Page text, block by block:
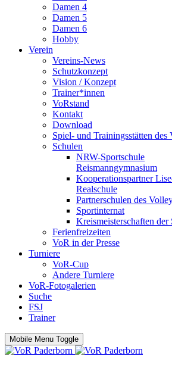
Damen 4
Damen 5
Damen 6
Hobby
Verein
Vereins-News
Schutzkonzept
Vision / Konzept
Trainer*innen
VoRstand
Kontakt
Download
Spiel- und Trainingsstätten des
Schulen
NRW-Sportschule
Reismanngymnasium
Kooperationspartner
Realschule
Partnerschulen des
Sportinternat
Kreismeisterschaften der
Ferienfreizeiten
VoR in der Presse
Turniere
VoR-Cup
Andere Turniere
VoR-Fotogalerien
Suche
FSJ
Trainer
Mobile Menu Toggle